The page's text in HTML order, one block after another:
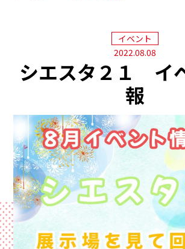
イ
協
求人情報
資料請求・お問い合わせ サイトマ
プライバシーポリシー
来場予約
電話相談
イベント
2022.08.08
シエスタ２１ イ
報